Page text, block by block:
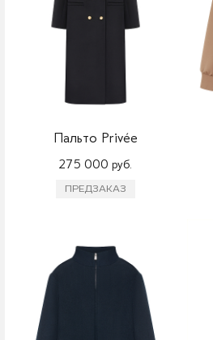
Пальто Privée
275 000 руб.
ПРЕДЗАКАЗ